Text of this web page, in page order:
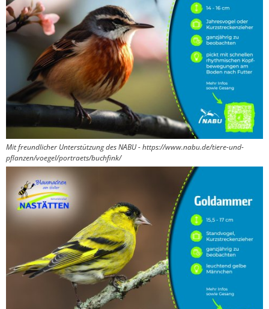
Mit freundlicher Unterstützung des NABU - https://www.nabu.de/tiere-und-
pflanzen/voegel/portraets/buchfink/